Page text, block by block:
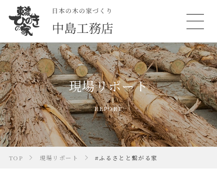
現場リポート
REPORT
TOP 現場リポート #ふるさとと繋がる家